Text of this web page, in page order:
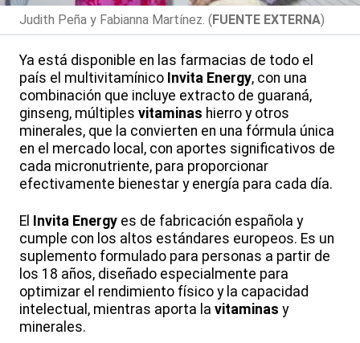
Judith Peña y Fabianna Martínez. (FUENTE EXTERNA)
Ya está disponible en las farmacias de todo el
país el multivitamínico Invita Energy, con una
combinación que incluye extracto de guaraná,
ginseng, múltiples vitaminas hierro y otros
minerales, que la convierten en una fórmula única
en el mercado local, con aportes significativos de
cada micronutriente, para proporcionar
efectivamente bienestar y energía para cada día.
El Invita Energy es de fabricación española y
cumple con los altos estándares europeos. Es un
suplemento formulado para personas a partir de
los 18 años, diseñado especialmente para
optimizar el rendimiento físico y la capacidad
intelectual, mientras aporta la vitaminas y
minerales.